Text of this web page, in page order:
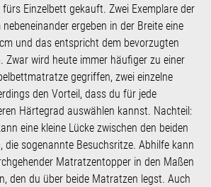
Einzelbett gekauft. Zwei Exemplare der
ergeben in der Breite eine
und das entspricht dem bevorzugten
Zwar wird heute immer häufiger zu einer
gegriffen, zwei einzelne
den Vorteil, dass du für jede
Härtegrad auswählen kannst. Nachteil:
eine kleine Lücke zwischen den beiden
die sogenannte Besuchsritze. Abhilfe kann
Matratzentopper in den Maßen
den du über beide Matratzen legst. Auch